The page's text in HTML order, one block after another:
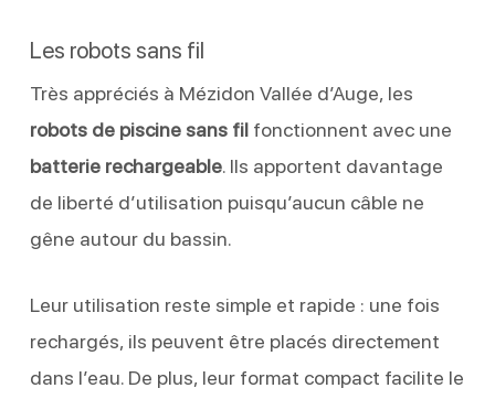
Les robots sans fil
Très appréciés à Mézidon Vallée d’Auge, les
robots de piscine sans filfonctionnent avec une
batterie rechargeable. Ils apportent davantage
de liberté d’utilisation puisqu’aucun câble ne
gêne autour du bassin.
Leur utilisation reste simple et rapide : une fois
rechargés, ils peuvent être placés directement
dans l’eau. De plus, leur format compact facilite le